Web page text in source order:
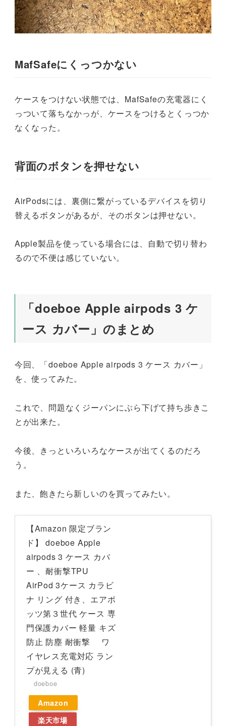
MafSafeにくっつかない
ケースをつけない状態では、MafSafeの充電器にく
っついて落ちなかっが、ケースをつけるとくっつか
なくなった。
背面のボタンを押せない
AirPodsには、裏側に繋がっているデバイスを切り
替えるボタンがあるが、そのボタンは押せない。
Apple製品を使っている場合には、自動で切り替わ
るので不便は感じていない。
「doeboe Apple airpods 3 ケ
ース カバー」のまとめ
今回、「doeboe Apple airpods 3 ケース カバー」
を、使ってみた。
これで、問題なくジーパンにぶら下げて持ち歩きこ
とが出来た。
今後、きっといろいろなケースが出てくるのだろ
う。
また、飽きたら新しいのを買ってみたい。
【Amazon 限定ブラン
ド】 doeboe Apple
airpods 3 ケース カバ
ー 、耐衝撃TPU
AirPod 3ケース カラビ
ナ リング 付き、エアポ
ッツ第３世代 ケース 専
門保護カバー 軽量 キズ
防止 防塵 耐衝撃 ワ
イヤレス充電対応 ラン
プが見える (青)
doeboe
Amazon
楽天市場